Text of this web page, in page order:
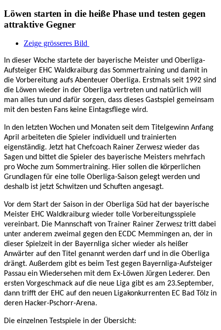
Löwen starten in die heiße Phase und testen gegen
attraktive Gegner
Zeige grösseres Bild
In dieser Woche startete der bayerische Meister und Oberliga-
Aufsteiger EHC Waldkraiburg das Sommertraining und damit in
die Vorbereitung aufs Abenteuer Oberliga. Erstmals seit 1992 sind
die Löwen wieder in der Oberliga vertreten und natürlich will
man alles tun und dafür sorgen, dass dieses Gastspiel gemeinsam
mit den besten Fans keine Eintagsfliege wird.
In den letzten Wochen und Monaten seit dem Titelgewinn Anfang
April arbeiteten die Spieler individuell und trainierten
eigenständig. Jetzt hat Chefcoach Rainer Zerwesz wieder das
Sagen und bittet die Spieler des bayerische Meisters mehrfach
pro Woche zum Sommertraining. Hier sollen die körperlichen
Grundlagen für eine tolle Oberliga-Saison gelegt werden und
deshalb ist jetzt Schwitzen und Schuften angesagt.
Vor dem Start der Saison in der Oberliga Süd hat der bayerische
Meister EHC Waldkraiburg wieder tolle Vorbereitungsspiele
vereinbart. Die Mannschaft von Trainer Rainer Zerwesz tritt dabei
unter anderem zweimal gegen den ECDC Memmingen an, der in
dieser Spielzeit in der Bayernliga sicher wieder als heißer
Anwärter auf den Titel genannt werden darf und in die Oberliga
drängt. Außerdem gibt es beim Test gegen Bayernliga-Aufsteiger
Passau ein Wiedersehen mit dem Ex-Löwen Jürgen Lederer. Den
ersten Vorgeschmack auf die neue Liga gibt es am 23.September,
dann trifft der EHC auf den neuen Ligakonkurrenten EC Bad Tölz in
deren Hacker-Pschorr-Arena.
Die einzelnen Testspiele in der Übersicht: